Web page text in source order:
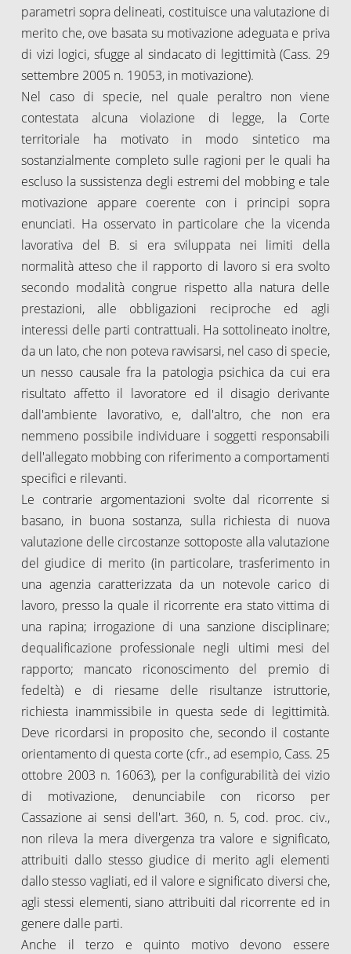
parametri sopra delineati, costituisce una valutazione di
merito che, ove basata su motivazione adeguata e priva
di vizi logici, sfugge al sindacato di legittimità (Cass. 29
settembre 2005 n. 19053, in motivazione).
Nel caso di specie, nel quale peraltro non viene
contestata alcuna violazione di legge, la Corte
territoriale ha motivato in modo sintetico ma
sostanzialmente completo sulle ragioni per le quali ha
escluso la sussistenza degli estremi del mobbing e tale
motivazione appare coerente con i principi sopra
enunciati. Ha osservato in particolare che la vicenda
lavorativa del B. si era sviluppata nei limiti della
normalità atteso che il rapporto di lavoro si era svolto
secondo modalità congrue rispetto alla natura delle
prestazioni, alle obbligazioni reciproche ed agli
interessi delle parti contrattuali. Ha sottolineato inoltre,
da un lato, che non poteva ravvisarsi, nel caso di specie,
un nesso causale fra la patologia psichica da cui era
risultato affetto il lavoratore ed il disagio derivante
dall'ambiente lavorativo, e, dall'altro, che non era
nemmeno possibile individuare i soggetti responsabili
dell'allegato mobbing con riferimento a comportamenti
specifici e rilevanti.
Le contrarie argomentazioni svolte dal ricorrente si
basano, in buona sostanza, sulla richiesta di nuova
valutazione delle circostanze sottoposte alla valutazione
del giudice di merito (in particolare, trasferimento in
una agenzia caratterizzata da un notevole carico di
lavoro, presso la quale il ricorrente era stato vittima di
una rapina; irrogazione di una sanzione disciplinare;
dequalificazione professionale negli ultimi mesi del
rapporto; mancato riconoscimento del premio di
fedeltà) e di riesame delle risultanze istruttorie,
richiesta inammissibile in questa sede di legittimità.
Deve ricordarsi in proposito che, secondo il costante
orientamento di questa corte (cfr., ad esempio, Cass. 25
ottobre 2003 n. 16063), per la configurabilità dei vizio
di motivazione, denunciabile con ricorso per
Cassazione ai sensi dell'art. 360, n. 5, cod. proc. civ.,
non rileva la mera divergenza tra valore e significato,
attribuiti dallo stesso giudice di merito agli elementi
dallo stesso vagliati, ed il valore e significato diversi che,
agli stessi elementi, siano attribuiti dal ricorrente ed in
genere dalle parti.
Anche il terzo e quinto motivo devono essere